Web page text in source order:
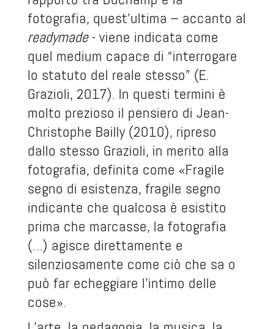
fotografia, quest’ultima – accanto al
readymade- viene indicata come
quel medium capace di “interrogare
lo statuto del reale stesso” (E.
Grazioli, 2017). In questi termini è
molto prezioso il pensiero di Jean-
Christophe Bailly (2010), ripreso
dallo stesso Grazioli, in merito alla
fotografia, definita come «Fragile
segno di esistenza, fragile segno
indicante che qualcosa è esistito
prima che marcasse, la fotografia
(…) agisce direttamente e
silenziosamente come ciò che sa o
può far echeggiare l’intimo delle
cose».